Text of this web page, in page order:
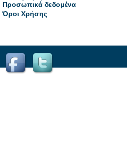
Προσωπικά δεδομένα
Όροι Χρήσης